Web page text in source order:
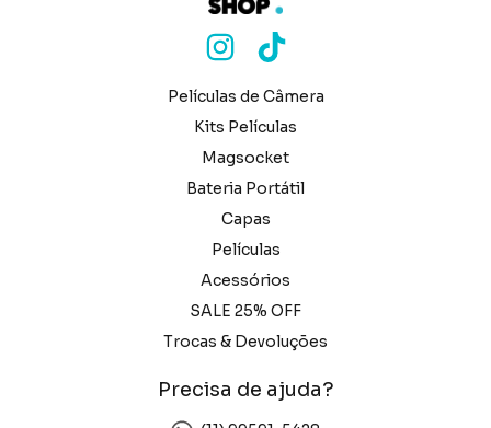
Películas de Câmera
Kits Películas
Magsocket
Bateria Portátil
Capas
Películas
Acessórios
SALE 25% OFF
Trocas & Devoluções
Precisa de ajuda?